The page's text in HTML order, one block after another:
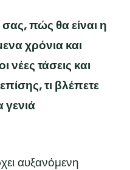
πώς θα είναι η
χρόνια και
νέες τάσεις και
τι βλέπετε
γενιά
αυξανόμενη